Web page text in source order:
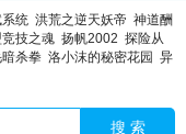
统 洪荒之逆天妖帝 神道酬
技之魂 扬帆2002 探险从
杀拳 洛小沫的秘密花园 异
搜 索